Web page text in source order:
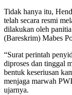
Tidak hanya itu,
telah secara resmi
dilakukan oleh
(Bareskrim) Mabes
“Surat perintah
diproses dan tinggal
bentuk keseriusan
menjaga marwah
ujarnya.